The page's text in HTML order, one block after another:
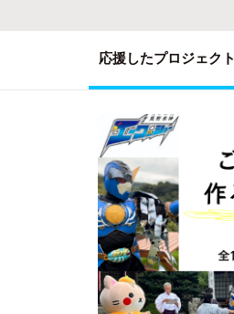
応援したプロジェクト